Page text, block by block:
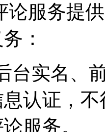
论服务提
：
台实名、
认证，
服务。